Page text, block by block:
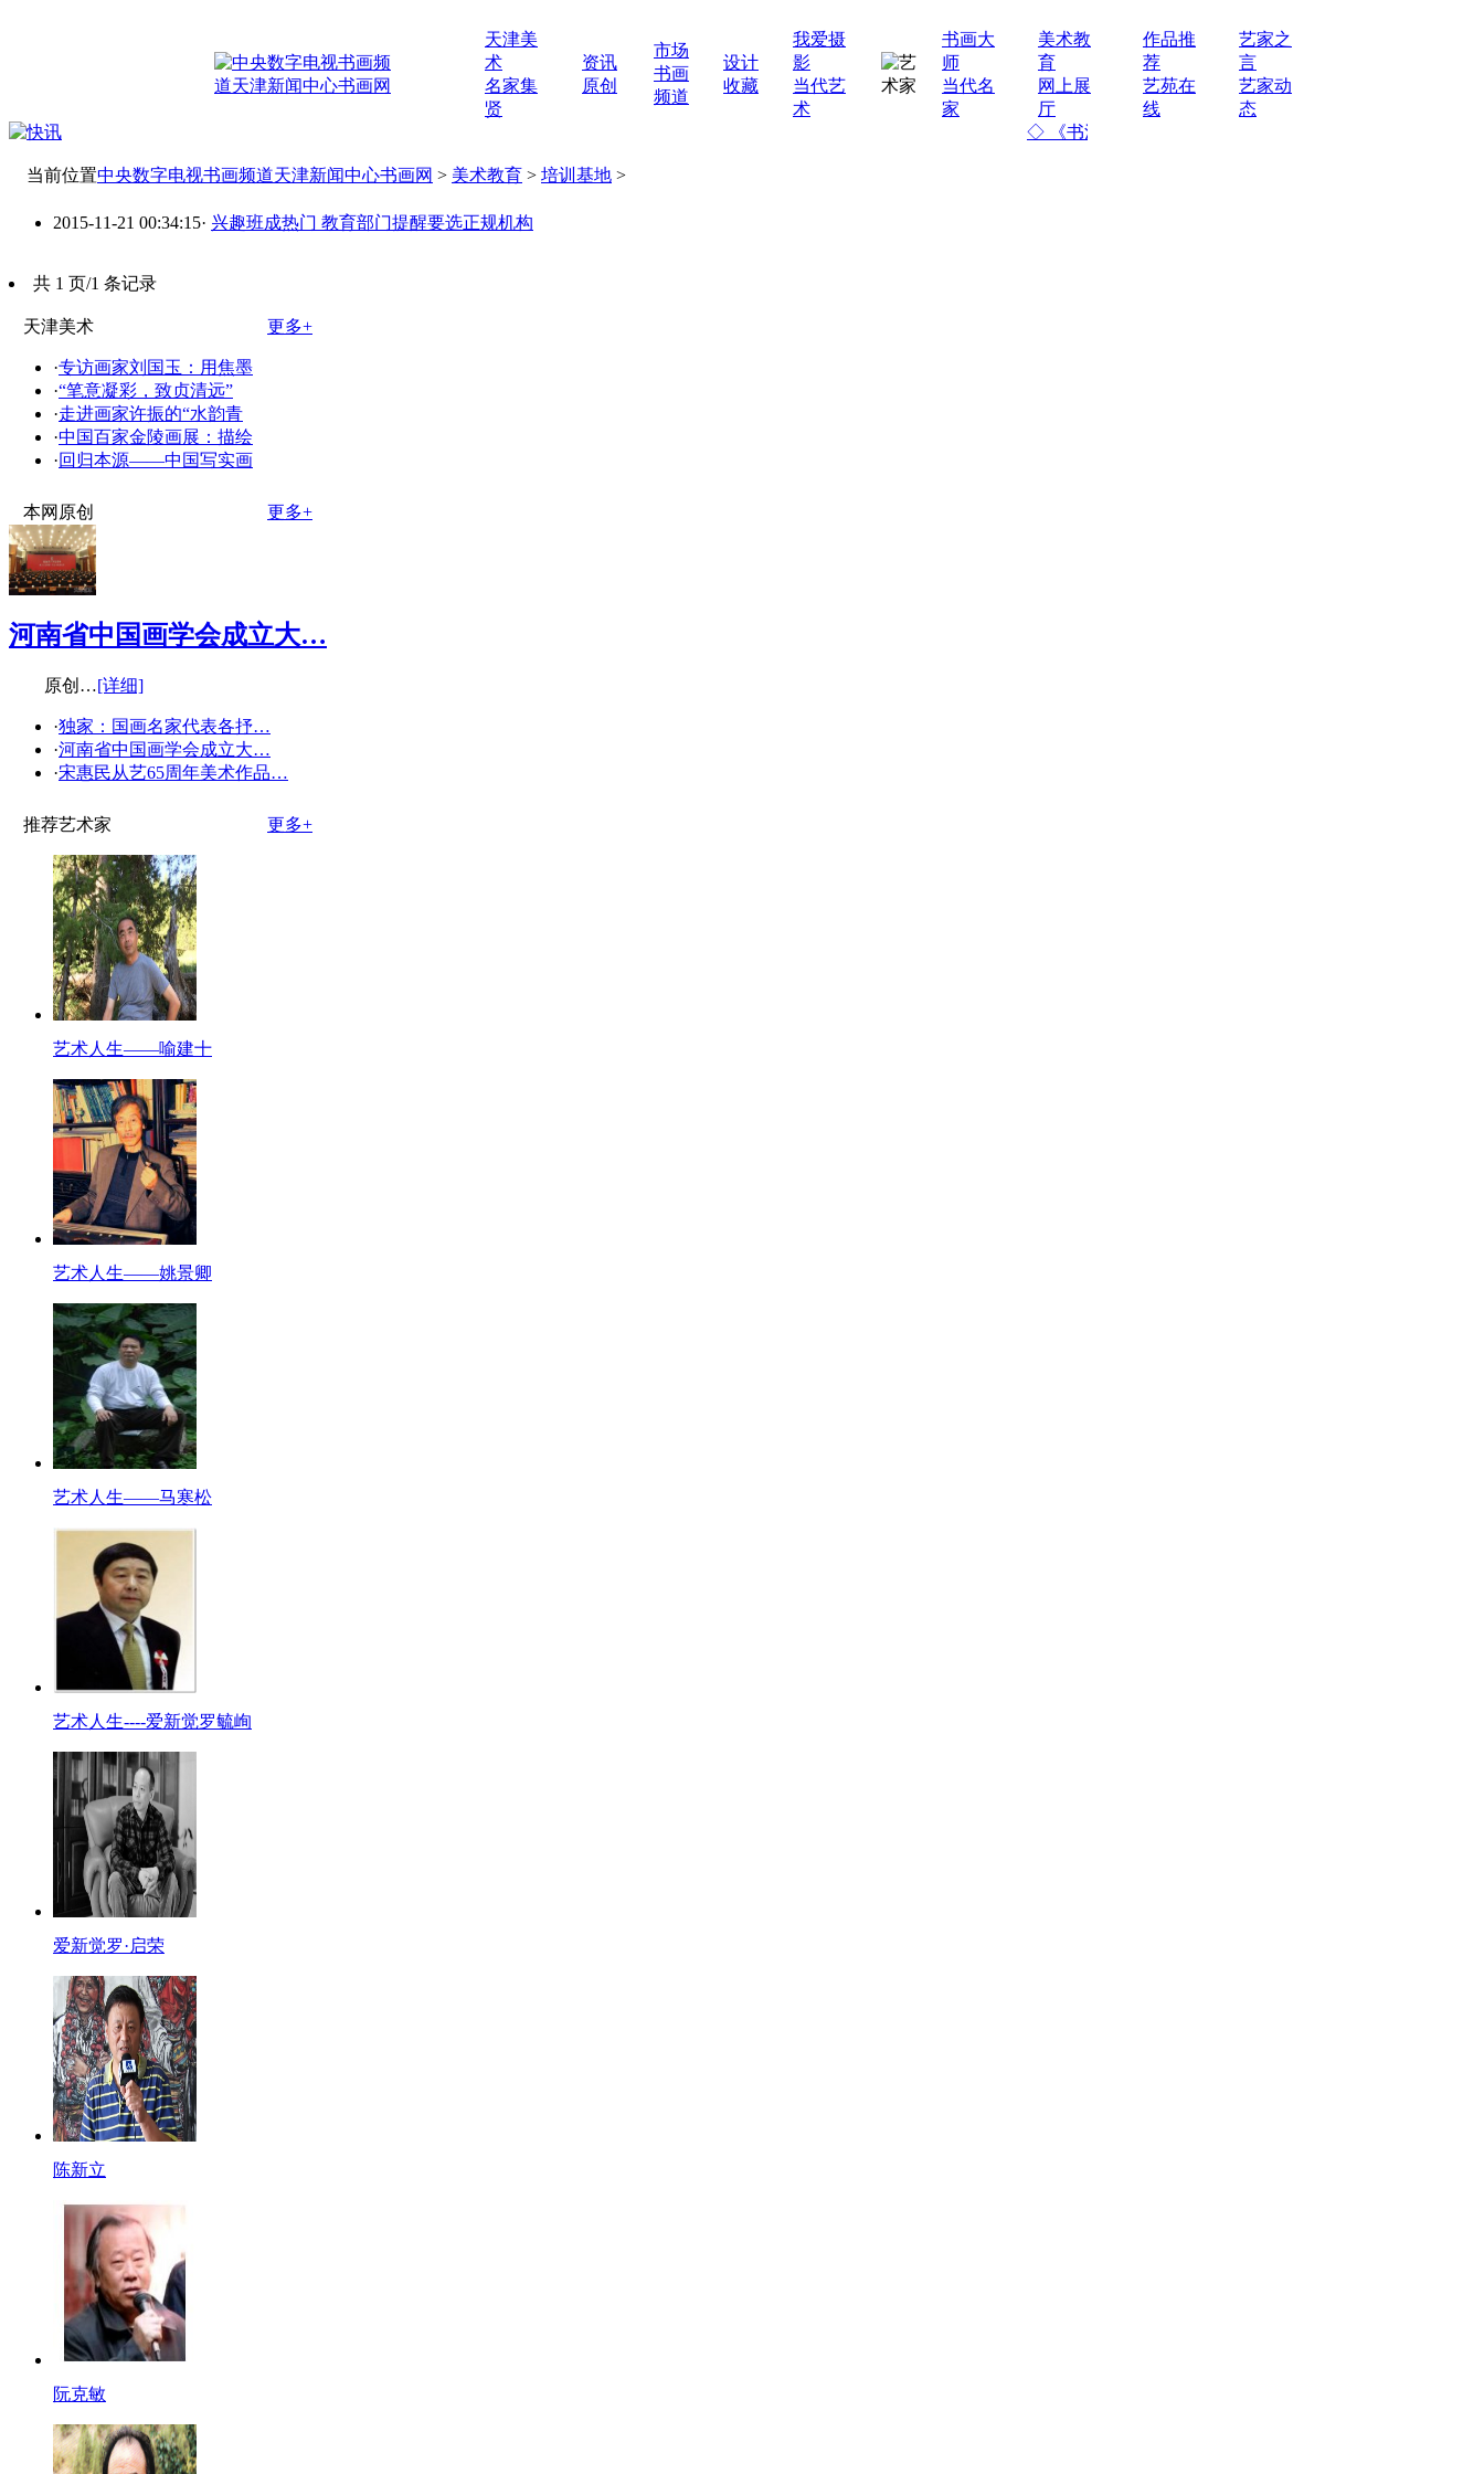
天津美
术
名家集
贤
资讯
原创
市场
书画
频道
设计
收藏
我爱摄
影
当代艺
术
书画大
师
当代名
家
美术教
育
网上展
厅
作品推
荐
艺苑在
线
艺家之
言
艺家动
态
◇ 《书法不是艺术》---宋唯
当前位置中央数字电视书画频道天津新闻中心书画网 > 美术教育 > 培训基地 >
2015-11-21 00:34:15· 兴趣班成热门 教育部门提醒要选正规机构
共 1 页/1 条记录
天津美术 更多+
·专访画家刘国玉：用焦墨
·“笔意凝彩，致贞清远”
·走进画家许振的“水韵青
·中国百家金陵画展：描绘
·回归本源——中国写实画
本网原创 更多+
河南省中国画学会成立大…
原创…[详细]
·独家：国画名家代表各抒…
·河南省中国画学会成立大…
·宋惠民从艺65周年美术作品…
推荐艺术家 更多+
艺术人生——喻建十
艺术人生——姚景卿
艺术人生——马寒松
艺术人生----爱新觉罗毓峋
爱新觉罗·启荣
陈新立
阮克敏